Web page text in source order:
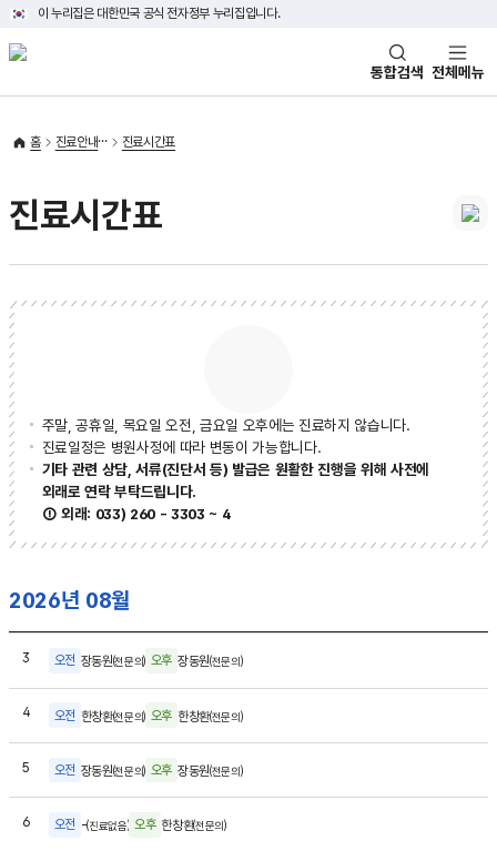
태극기
이 누리집은 대한민국 공식 전자정부 누리집입니다.
통합검색 전체메뉴
홈 진료안내 진료시간표
진료시간표
주말, 공휴일, 목요일 오전, 금요일 오후에는 진료하지 않습니다.
진료일정은 병원사정에 따라 변동이 가능합니다.
기타 관련 상담, 서류(진단서 등) 발급은 원활한 진행을 위해 사전에
외래로 연락 부탁드립니다.
외래: 033) 260 - 3303 ~ 4
2026년 08월
3월요일오전 장동원(전문의) 오후 장동원(전문의)
4화요일오전 한창환(전문의) 오후 한창환(전문의)
5수요일오전 장동원(전문의) 오후 장동원(전문의)
6목요일오전 -(진료없음) 오후 한창환(전문의)